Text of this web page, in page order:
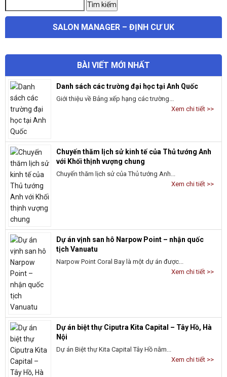
Tìm kiếm
SALON MANAGER – ĐỊNH CƯ UK
BÀI VIẾT MỚI NHẤT
Danh sách các trường đại học tại Anh Quốc
Giới thiệu về Bảng xếp hạng các trường...
Xem chi tiết >>
Chuyến thăm lịch sử kinh tế của Thủ tướng Anh
với Khối thịnh vượng chung
Chuyến thăm lịch sử của Thủ tướng Anh...
Xem chi tiết >>
Dự án vịnh san hô Narpow Point – nhận quốc
tịch Vanuatu
Narpow Point Coral Bay là một dự án được...
Xem chi tiết >>
Dự án biệt thự Ciputra Kita Capital – Tây Hồ, Hà
Nội
Dự án Biệt thự Kita Capital Tây Hồ nằm...
Xem chi tiết >>